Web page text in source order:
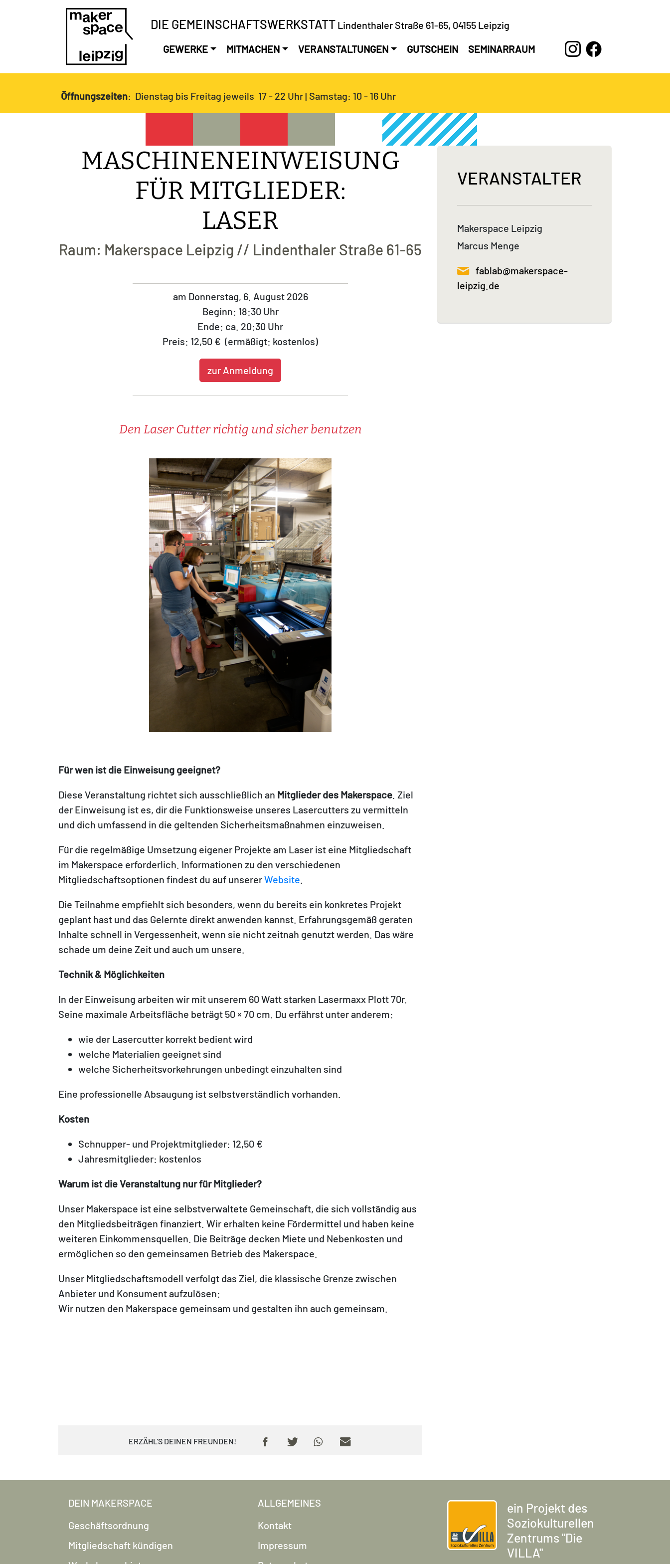
DIE GEMEINSCHAFTSWERKSTATT Lindenthaler Straße 61-65, 04155 Leipzig
GEWERKE MITMACHEN VERANSTALTUNGEN GUTSCHEIN SEMINARRAUM
Öffnungszeiten: Dienstag bis Freitag jeweils 17 - 22 Uhr | Samstag: 10 - 16 Uhr
MASCHINENEINWEISUNG
FÜR MITGLIEDER:
LASER
Raum: Makerspace Leipzig // Lindenthaler Straße 61-65
am Donnerstag, 6. August 2026
Beginn: 18:30 Uhr
Ende: ca. 20:30 Uhr
Preis: 12,50 € (ermäßigt: kostenlos)
zur Anmeldung
Den Laser Cutter richtig und sicher benutzen
Für wen ist die Einweisung geeignet?
Diese Veranstaltung richtet sich ausschließlich an Mitglieder des Makerspace . Ziel
der Einweisung ist es, dir die Funktionsweise unseres Lasercutters zu vermitteln
und dich umfassend in die geltenden Sicherheitsmaßnahmen einzuweisen.
Für die regelmäßige Umsetzung eigener Projekte am Laser ist eine Mitgliedschaft
im Makerspace erforderlich. Informationen zu den verschiedenen
Mitgliedschaftsoptionen findest du auf unsererWebsite
Die Teilnahme empfiehlt sich besonders, wenn du bereits ein konkretes Projekt
geplant hast und das Gelernte direkt anwenden kannst. Erfahrungsgemäß geraten
Inhalte schnell in Vergessenheit, wenn sie nicht zeitnah genutzt werden. Das wäre
schade um deine Zeit und auch um unsere.
Technik & Möglichkeiten
In der Einweisung arbeiten wir mit unserem 60 Watt starken Lasermaxx Plott 70r.
Seine maximale Arbeitsfläche beträgt 50 × 70 cm. Du erfährst unter anderem:
wie der Lasercutter korrekt bedient wird
welche Materialien geeignet sind
welche Sicherheitsvorkehrungen unbedingt einzuhalten sind
Eine professionelle Absaugung ist selbstverständlich vorhanden.
Kosten
Schnupper- und Projektmitglieder: 12,50 €
Jahresmitglieder: kostenlos
Warum ist die Veranstaltung nur für Mitglieder?
Unser Makerspace ist eine selbstverwaltete Gemeinschaft, die sich vollständig aus
den Mitgliedsbeiträgen finanziert. Wir erhalten keine Fördermittel und haben keine
weiteren Einkommensquellen. Die Beiträge decken Miete und Nebenkosten und
ermöglichen so den gemeinsamen Betrieb des Makerspace.
Unser Mitgliedschaftsmodell verfolgt das Ziel, die klassische Grenze zwischen
Anbieter und Konsument aufzulösen:
Wir nutzen den Makerspace gemeinsam und gestalten ihn auch gemeinsam.
ERZÄHL'S DEINEN FREUNDEN!
VERANSTALTER
Makerspace Leipzig
Marcus Menge
fablab@makerspace-
leipzig.de
DEIN MAKERSPACE
Geschäftsordnung
Mitgliedschaft kündigen
ALLGEMEINES
Kontakt
Impressum
ein Projekt des
Soziokulturellen
Zentrums "Die
VILLA"